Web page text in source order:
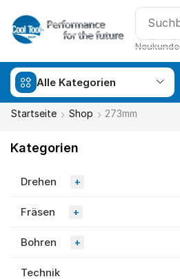
Neukunde
Alle Kategorien
Startseite Shop 273mm
Kategorien
Drehen +
Fräsen +
Bohren +
Technik